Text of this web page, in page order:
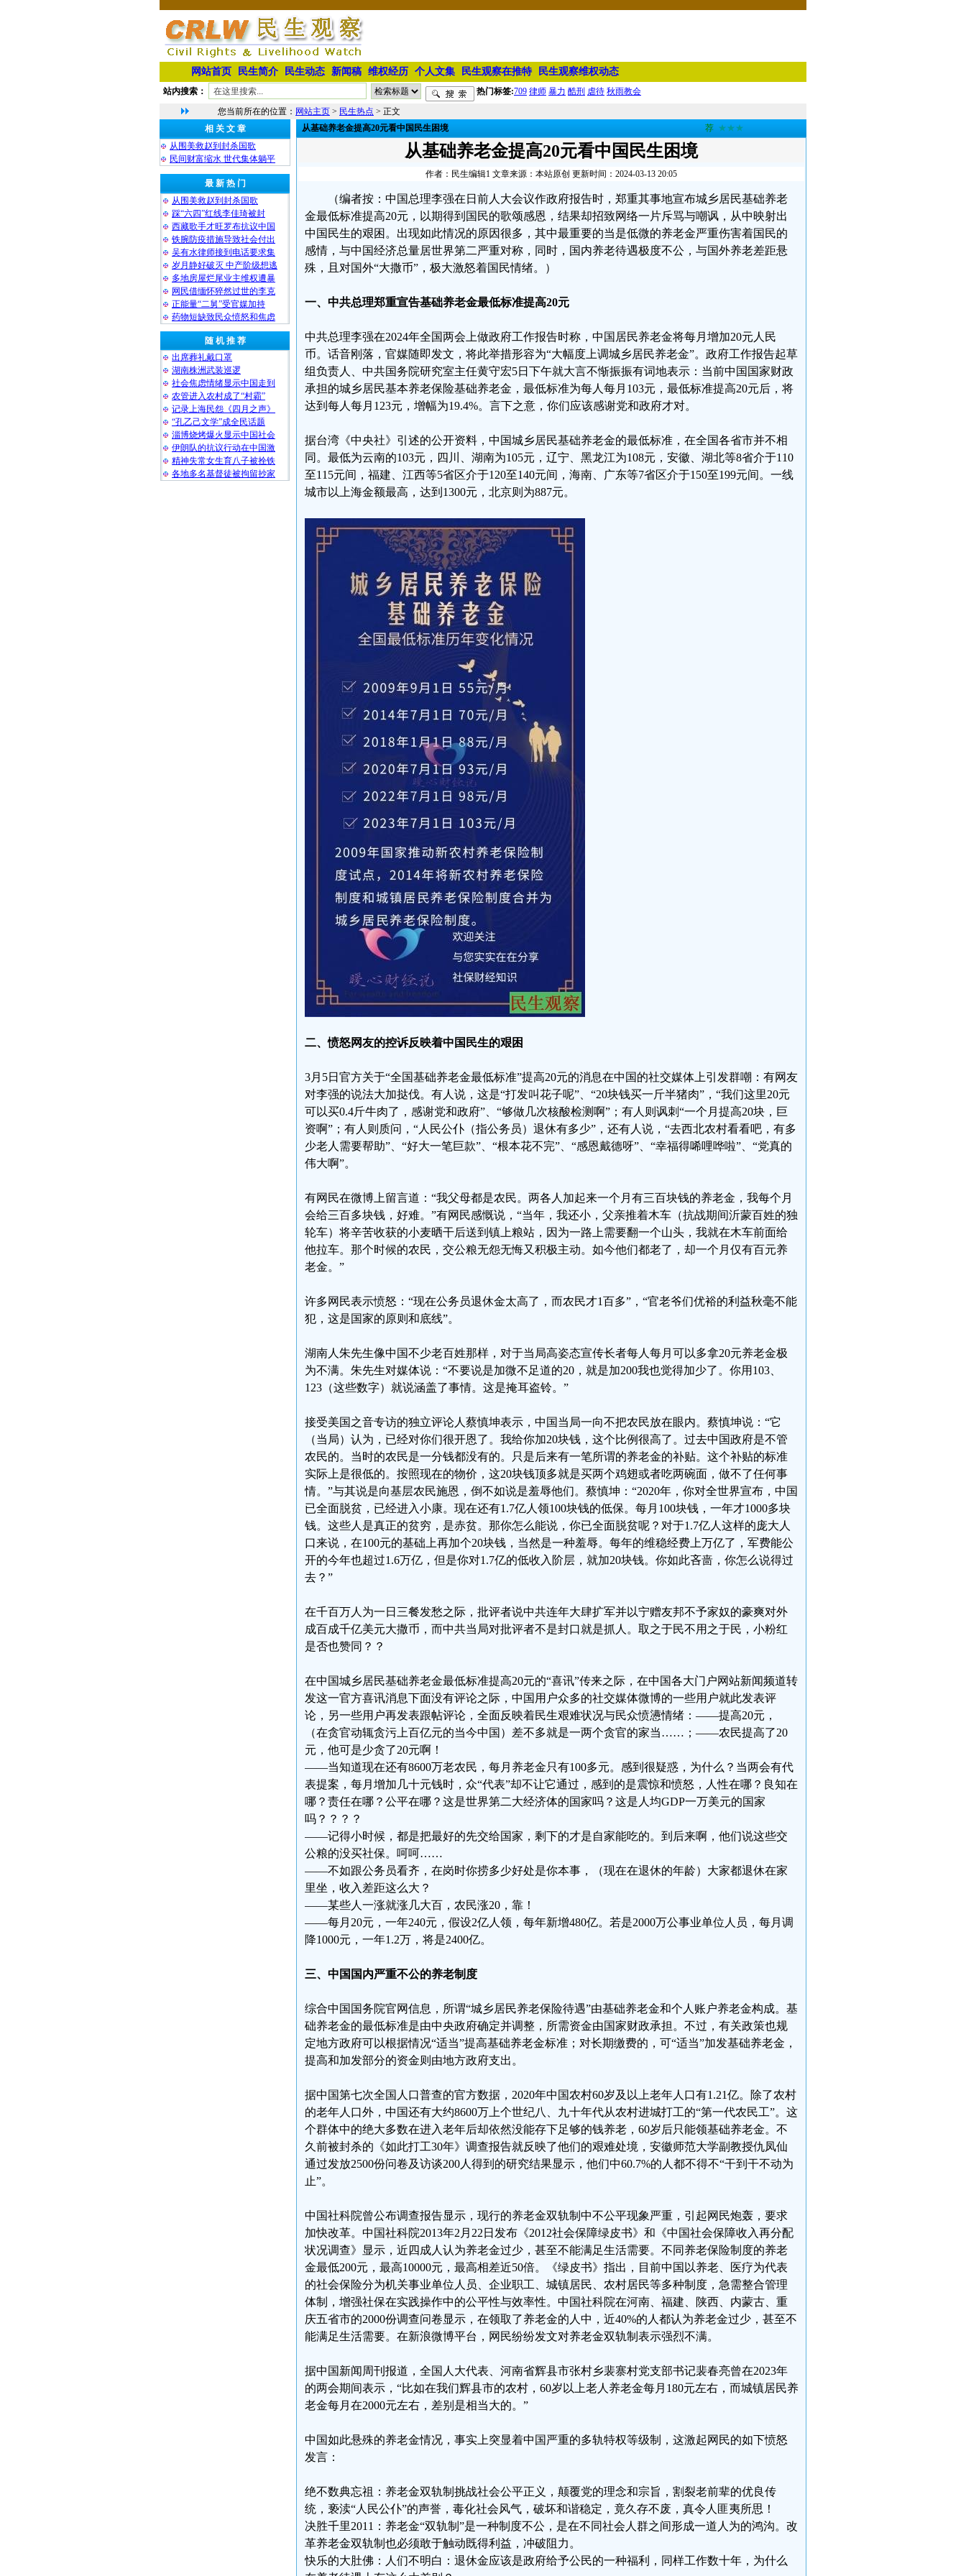
网站首页 民生简介 民生动态 新闻稿 维权经历 个人文集 民生观察在推特 民生观察维权动态
站内搜索： 热门标签:709 律师 暴力 酷刑 虐待 秋雨教会
您当前所在的位置： 网站主页 > 民生热点 > 正文
相 关 文 章
从围美救赵到封杀国歌
民间财富缩水 世代集体躺平
最 新 热 门
从围美救赵到封杀国歌
踩“六四”红线李佳琦被封
西藏歌手才旺罗布抗议中国
铁腕防疫措施导致社会付出
吴有水律师接到电话要求集
岁月静好破灭 中产阶级想逃
多地房屋烂尾业主维权遭暴
网民借缅怀猝然过世的李克
正能量“二舅”受官媒加持
药物短缺致民众愤怒和焦虑
随 机 推 荐
出席葬礼戴口罩
湖南株洲武装巡逻
社会焦虑情绪显示中国走到
农管进入农村成了“村霸”
记录上海民怨《四月之声》
“孔乙己文学”成全民话题
淄博烧烤爆火显示中国社会
伊朗队的抗议行动在中国激
精神失常女生育八子被拴铁
各地多名基督徒被拘留抄家
从基础养老金提高20元看中国民生困境 荐 ★★★
从基础养老金提高20元看中国民生困境
作者：民生编辑1 文章来源：本站原创 更新时间：2024-03-13 20:05
（编者按：中国总理李强在日前人大会议作政府报告时，郑重其事地宣布城乡居民基础养老
金最低标准提高20元，以期得到国民的歌颂感恩，结果却招致网络一片斥骂与嘲讽，从中映射出
中国民生的艰困。出现如此情况的原因很多，其中最重要的当是低微的养老金严重伤害着国民的
感情，与中国经济总量居世界第二严重对称，同时，国内养老待遇极度不公，与国外养老差距悬
殊，且对国外“大撒币”，极大激怒着国民情绪。）
一、中共总理郑重宣告基础养老金最低标准提高20元
中共总理李强在2024年全国两会上做政府工作报告时称，中国居民养老金将每月增加20元人民
币。话音刚落，官媒随即发文，将此举措形容为“大幅度上调城乡居民养老金”。政府工作报告起草
组负责人、中共国务院研究室主任黄守宏5日下午就大言不惭振振有词地表示：当前中国国家财政
承担的城乡居民基本养老保险基础养老金，最低标准为每人每月103元，最低标准提高20元后，将
达到每人每月123元，增幅为19.4%。言下之意，你们应该感谢党和政府才对。
据台湾《中央社》引述的公开资料，中国城乡居民基础养老金的最低标准，在全国各省市并不相
同。最低为云南的103元，四川、湖南为105元，辽宁、黑龙江为108元，安徽、湖北等8省介于110
至115元间，福建、江西等5省区介于120至140元间，海南、广东等7省区介于150至199元间。一线
城市以上海金额最高，达到1300元，北京则为887元。
二、愤怒网友的控诉反映着中国民生的艰困
3月5日官方关于“全国基础养老金最低标准”提高20元的消息在中国的社交媒体上引发群嘲：有网友
对李强的说法大加挞伐。有人说，这是“打发叫花子呢”、“20块钱买一斤半猪肉”，“我们这里20元
可以买0.4斤牛肉了，感谢党和政府”、“够做几次核酸检测啊”；有人则讽刺“一个月提高20块，巨
资啊”；有人则质问，“人民公仆（指公务员）退休有多少”，还有人说，“去西北农村看看吧，有多
少老人需要帮助”、“好大一笔巨款”、“根本花不完”、“感恩戴德呀”、“幸福得唏哩哗啦”、“党真的
伟大啊”。
有网民在微博上留言道：“我父母都是农民。两各人加起来一个月有三百块钱的养老金，我每个月
会给三百多块钱，好难。”有网民感慨说，“当年，我还小，父亲推着木车（抗战期间沂蒙百姓的独
轮车）将辛苦收获的小麦晒干后送到镇上粮站，因为一路上需要翻一个山头，我就在木车前面给
他拉车。那个时候的农民，交公粮无怨无悔又积极主动。如今他们都老了，却一个月仅有百元养
老金。”
许多网民表示愤怒：“现在公务员退休金太高了，而农民才1百多”，“官老爷们优裕的利益秋毫不能
犯，这是国家的原则和底线”。
湖南人朱先生像中国不少老百姓那样，对于当局高姿态宣传长者每人每月可以多拿20元养老金极
为不满。朱先生对媒体说：“不要说是加微不足道的20，就是加200我也觉得加少了。你用103、
123（这些数字）就说涵盖了事情。这是掩耳盗铃。”
接受美国之音专访的独立评论人蔡慎坤表示，中国当局一向不把农民放在眼内。蔡慎坤说：“它
（当局）认为，已经对你们很开恩了。我给你加20块钱，这个比例很高了。过去中国政府是不管
农民的。当时的农民是一分钱都没有的。只是后来有一笔所谓的养老金的补贴。这个补贴的标准
实际上是很低的。按照现在的物价，这20块钱顶多就是买两个鸡翅或者吃两碗面，做不了任何事
情。”与其说是向基层农民施恩，倒不如说是羞辱他们。蔡慎坤：“2020年，你对全世界宣布，中国
已全面脱贫，已经进入小康。现在还有1.7亿人领100块钱的低保。每月100块钱，一年才1000多块
钱。这些人是真正的贫穷，是赤贫。那你怎么能说，你已全面脱贫呢？对于1.7亿人这样的庞大人
口来说，在100元的基础上再加个20块钱，当然是一种羞辱。每年的维稳经费上万亿了，军费能公
开的今年也超过1.6万亿，但是你对1.7亿的低收入阶层，就加20块钱。你如此吝啬，你怎么说得过
去？”
在千百万人为一日三餐发愁之际，批评者说中共连年大肆扩军并以宁赠友邦不予家奴的豪爽对外
成百成千亿美元大撒币，而中共当局对批评者不是封口就是抓人。取之于民不用之于民，小粉红
是否也赞同？？
在中国城乡居民基础养老金最低标准提高20元的“喜讯”传来之际，在中国各大门户网站新闻频道转
发这一官方喜讯消息下面没有评论之际，中国用户众多的社交媒体微博的一些用户就此发表评
论，另一些用户再发表跟帖评论，全面反映着民生艰难状况与民众愤懑情绪：——提高20元，
（在贪官动辄贪污上百亿元的当今中国）差不多就是一两个贪官的家当……；——农民提高了20
元，他可是少贪了20元啊！
——当知道现在还有8600万老农民，每月养老金只有100多元。感到很疑惑，为什么？当两会有代
表提案，每月增加几十元钱时，众“代表”却不让它通过，感到的是震惊和愤怒，人性在哪？良知在
哪？责任在哪？公平在哪？这是世界第二大经济体的国家吗？这是人均GDP一万美元的国家
吗？？？？
——记得小时候，都是把最好的先交给国家，剩下的才是自家能吃的。到后来啊，他们说这些交
公粮的没买社保。呵呵……
——不如跟公务员看齐，在岗时你捞多少好处是你本事，（现在在退休的年龄）大家都退休在家
里坐，收入差距这么大？
——某些人一涨就涨几大百，农民涨20，靠！
——每月20元，一年240元，假设2亿人领，每年新增480亿。若是2000万公事业单位人员，每月调
降1000元，一年1.2万，将是2400亿。
三、中国国内严重不公的养老制度
综合中国国务院官网信息，所谓“城乡居民养老保险待遇”由基础养老金和个人账户养老金构成。基
础养老金的最低标准是由中央政府确定并调整，所需资金由国家财政承担。不过，有关政策也规
定地方政府可以根据情况“适当”提高基础养老金标准；对长期缴费的，可“适当”加发基础养老金，
提高和加发部分的资金则由地方政府支出。
据中国第七次全国人口普查的官方数据，2020年中国农村60岁及以上老年人口有1.21亿。除了农村
的老年人口外，中国还有大约8600万上个世纪八、九十年代从农村进城打工的“第一代农民工”。这
个群体中的绝大多数在进入老年后却依然没能存下足够的钱养老，60岁后只能领基础养老金。不
久前被封杀的《如此打工30年》调查报告就反映了他们的艰难处境，安徽师范大学副教授仇凤仙
通过发放2500份问卷及访谈200人得到的研究结果显示，他们中60.7%的人都不得不“干到干不动为
止”。
中国社科院曾公布调查报告显示，现行的养老金双轨制中不公平现象严重，引起网民炮轰，要求
加快改革。中国社科院2013年2月22日发布《2012社会保障绿皮书》和《中国社会保障收入再分配
状况调查》显示，近四成人认为养老金过少，甚至不能满足生活需要。不同养老保险制度的养老
金最低200元，最高10000元，最高相差近50倍。《绿皮书》指出，目前中国以养老、医疗为代表
的社会保险分为机关事业单位人员、企业职工、城镇居民、农村居民等多种制度，急需整合管理
体制，增强社保在实践操作中的公平性与效率性。中国社科院在河南、福建、陕西、内蒙古、重
庆五省市的2000份调查问卷显示，在领取了养老金的人中，近40%的人都认为养老金过少，甚至不
能满足生活需要。在新浪微博平台，网民纷纷发文对养老金双轨制表示强烈不满。
据中国新闻周刊报道，全国人大代表、河南省辉县市张村乡裴寨村党支部书记裴春亮曾在2023年
的两会期间表示，“⽐如在我们辉县市的农村，60岁以上⽼⼈养老金每⽉180元左右，⽽城镇居⺠养
老金每⽉在2000元左右，差别是相当大的。”
中国如此悬殊的养老金情况，事实上突显着中国严重的多轨特权等级制，这激起网民的如下愤怒
发言：
绝不数典忘祖：养老金双轨制挑战社会公平正义，颠覆党的理念和宗旨，割裂老前辈的优良传
统，亵渎“人民公仆”的声誉，毒化社会风气，破坏和谐稳定，竟久存不废，真令人匪夷所思！
决胜千里2011：养老金“双轨制”是一种制度不公，是在不同社会人群之间形成一道人为的鸿沟。改
革养老金双轨制也必须敢于触动既得利益，冲破阻力。
快乐的大肚佛：人们不明白：退休金应该是政府给予公民的一种福利，同样工作数十年，为什么